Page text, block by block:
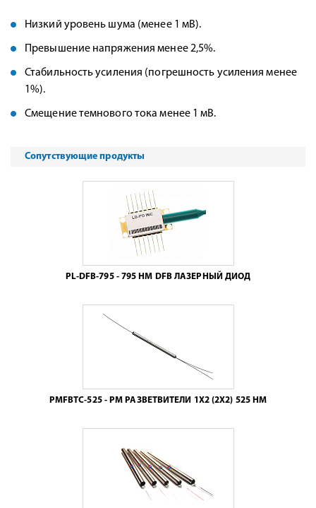
Низкий уровень шума (менее 1 мВ).
Превышение напряжения менее 2,5%.
Стабильность усиления (погрешность усиления менее
1%).
Смещение темнового тока менее 1 мВ.
Сопутствующие продукты
PL-DFB-795 - 795 НМ DFB ЛАЗЕРНЫЙ ДИОД
PMFBTC-525 - PM РАЗВЕТВИТЕЛИ 1X2 (2X2) 525 НМ